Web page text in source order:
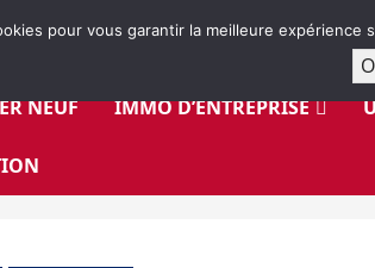
NEUF IMMO D’ENTREPRISE
pour vous garantir la meilleure